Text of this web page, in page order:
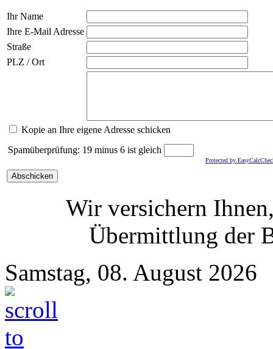
Ihr Name
Ihre E-Mail Adresse
Straße
PLZ / Ort
Kopie an Ihre eigene Adresse schicken
Spamüberprüfung: 19 minus 6 ist gleich
Protected by
Wir versichern
Übermittlung der
Samstag, 08. August 2026